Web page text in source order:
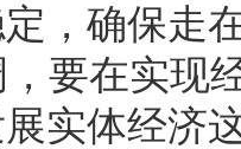
，确保走
要在实现
实体经济